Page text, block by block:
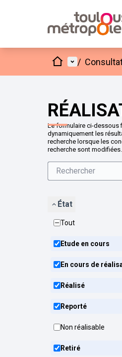
Accueil
Menu
/
Le formulaire ci-dessous
dynamiquement les
recherche lorsque les
recherche sont modifiées.
État
Tout
Etude en cours
En cours de
Réalisé
Reporté
Non réalisable
Retiré